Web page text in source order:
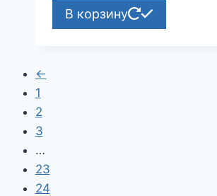
В корзину
←
1
2
3
…
23
24